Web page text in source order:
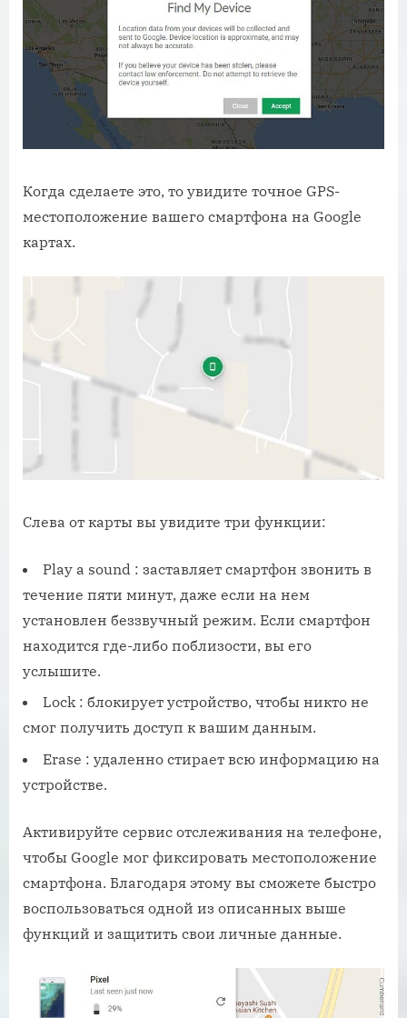
Когда сделаете это, то увидите точное GPS-
местоположение вашего смартфона на Google
картах.
Слева от карты вы увидите три функции:
Play a sound : заставляет смартфон звонить в
течение пяти минут, даже если на нем
установлен беззвучный режим. Если смартфон
находится где-либо поблизости, вы его
услышите.
Lock : блокирует устройство, чтобы никто не
смог получить доступ к вашим данным.
Erase : удаленно стирает всю информацию на
устройстве.
Активируйте сервис отслеживания на телефоне,
чтобы Google мог фиксировать местоположение
смартфона. Благодаря этому вы сможете быстро
воспользоваться одной из описанных выше
функций и защитить свои личные данные.